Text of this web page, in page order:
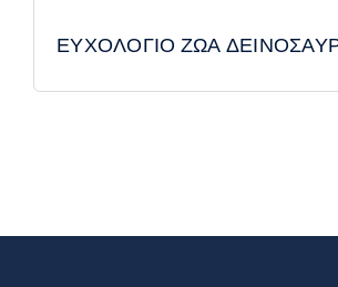
ΕΥΧΟΛΟΓΙΟ ΖΩΑ